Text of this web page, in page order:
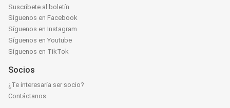
Suscríbete al boletín
Síguenos en Facebook
Síguenos en Instagram
Síguenos en Youtube
Síguenos en TikTok
Socios
¿Te interesaría ser socio?
Contáctanos